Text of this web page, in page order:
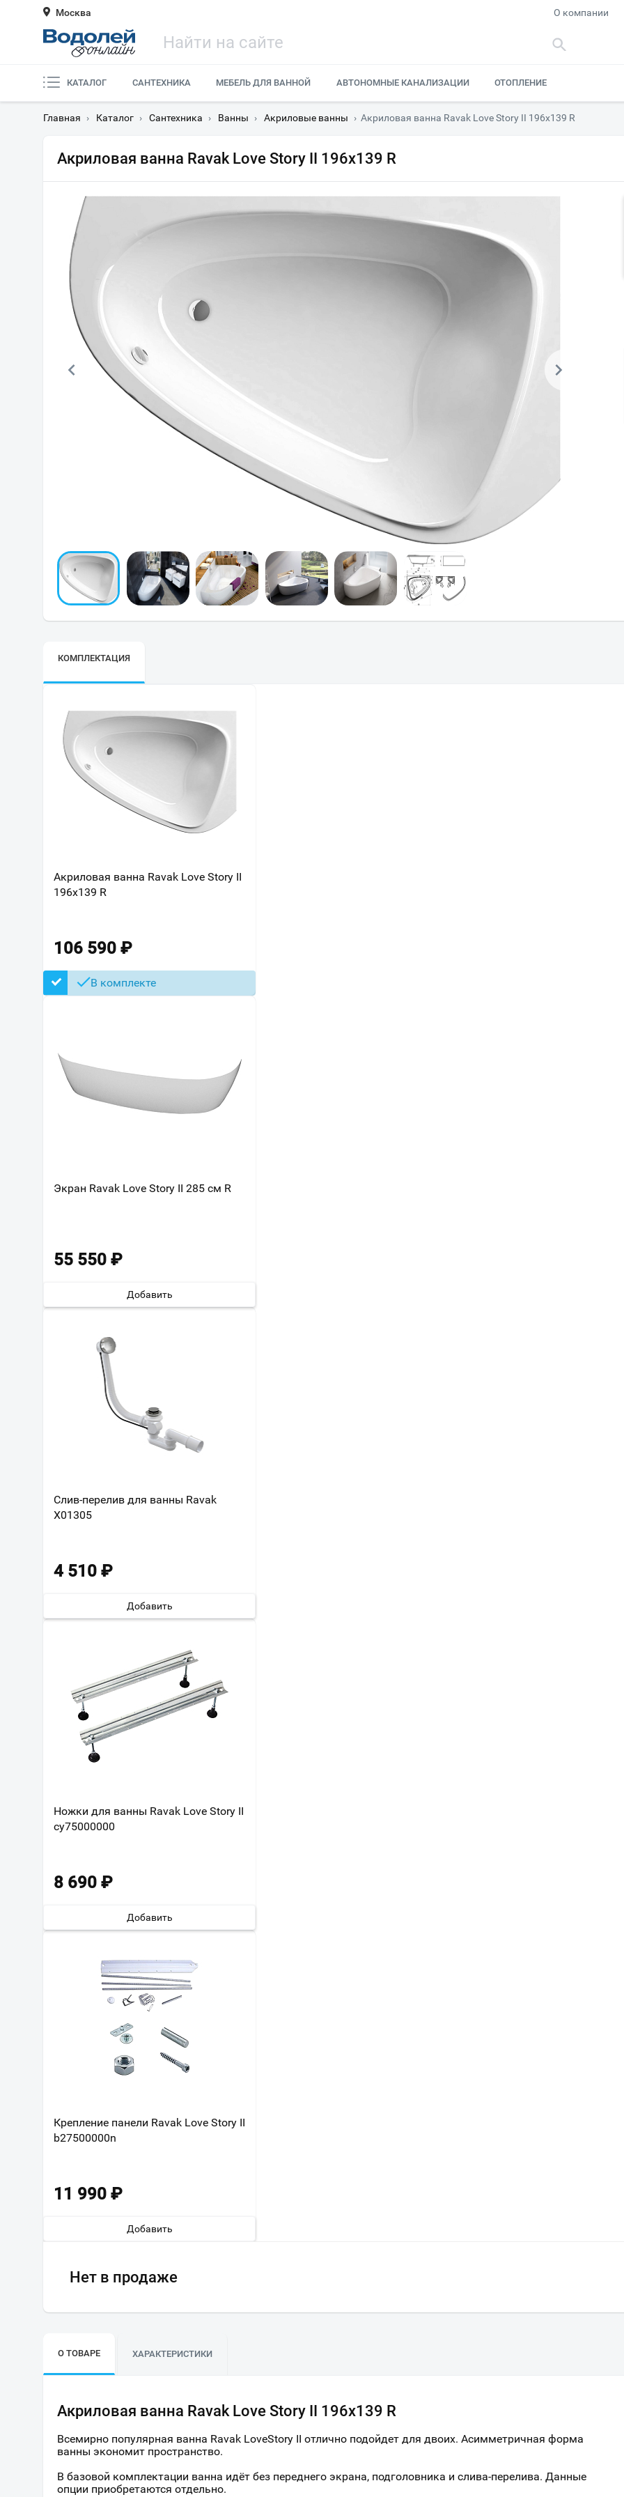
Москва О компании
КАТАЛОГ САНТЕХНИКА МЕБЕЛЬ ДЛЯ ВАННОЙ АВТОНОМНЫЕ КАНАЛИЗАЦИИ ОТОПЛЕНИЕ
Главная › Каталог › Сантехника › Ванны › Акриловые ванны › Акриловая ванна Ravak Love Story II 196х139 R
Акриловая ванна Ravak Love Story II 196х139 R
КОМПЛЕКТАЦИЯ
Акриловая ванна Ravak Love Story II
196х139 R
106 590 ₽
В комплекте
Экран Ravak Love Story II 285 см R
55 550 ₽
Добавить
Слив-перелив для ванны Ravak
X01305
4 510 ₽
Добавить
Ножки для ванны Ravak Love Story II
cy75000000
8 690 ₽
Добавить
Крепление панели Ravak Love Story II
b27500000n
11 990 ₽
Добавить
Нет в продаже
О ТОВАРЕ ХАРАКТЕРИСТИКИ
Акриловая ванна Ravak Love Story II 196х139 R
Всемирно популярная ванна Ravak LoveStory II отлично подойдет для двоих. Асимметричная форма
ванны экономит пространство.
В базовой комплектации ванна идёт без переднего экрана, подголовника и слива-перелива. Данные
опции приобретаются отдельно.